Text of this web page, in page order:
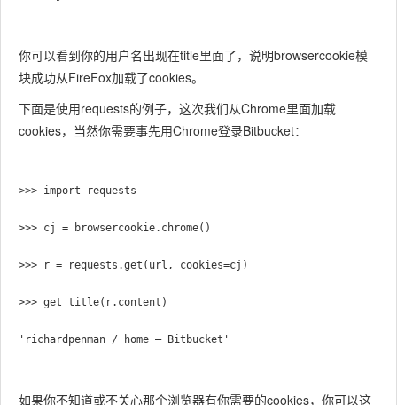
你可以看到你的用户名出现在title里面了，说明browsercookie模
块成功从FireFox加载了cookies。
下面是使用requests的例子，这次我们从Chrome里面加载
cookies，当然你需要事先用Chrome登录Bitbucket：
>>> import requests
>>> cj = browsercookie.chrome()
>>> r = requests.get(url, cookies=cj)
>>> get_title(r.content)
如果你不知道或不关心那个浏览器有你需要的cookies，你可以这